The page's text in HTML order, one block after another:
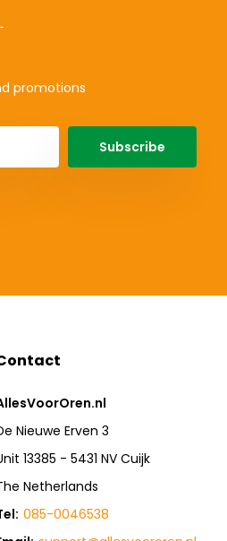
promotions
Subscribe
Nieuwe Erven 3
13385 - 5431 NV Cuijk
Netherlands
085-0046538